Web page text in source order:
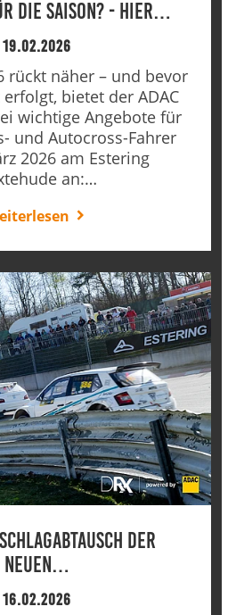
Saison? - Hier…
19.02.2026
rückt näher – und bevor
bietet der ADAC
wichtige Angebote für
und Autocross-Fahrer
2026 am Estering
an:…
der
neuen…
16.02.2026